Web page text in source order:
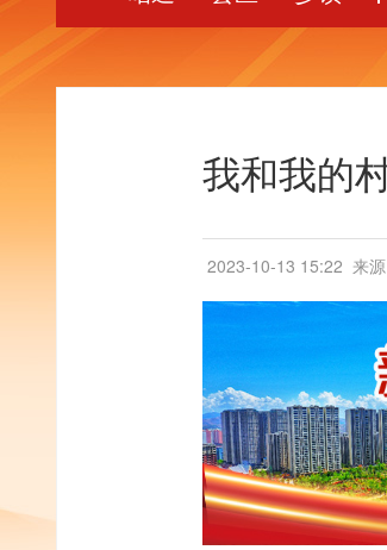
我和我的
2023-10-13 15:22 来